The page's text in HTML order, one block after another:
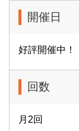
開催日
好評開催中！
回数
月2回